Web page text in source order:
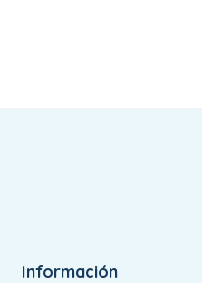
Información